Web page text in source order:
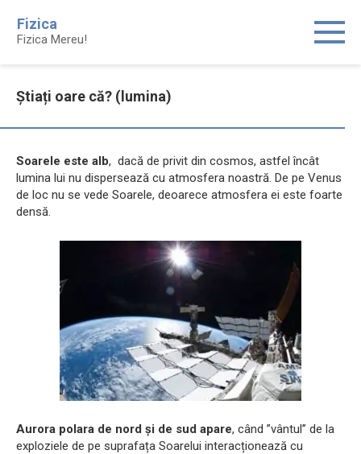
content
Fizica
Fizica Mereu!
Știați oare că? (lumina)
Soarele este alb, dacă de privit din cosmos, astfel încât
lumina lui nu dispersează cu atmosfera noastră. De pe Venus
de loc nu se vede Soarele, deoarece atmosfera ei este foarte
densă.
Aurora polara de nord și de sud apare, când ”vântul” de la
exploziele de pe suprafața Soarelui interacționează cu